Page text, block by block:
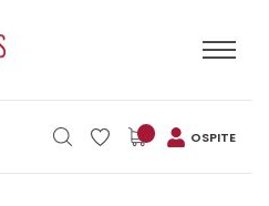
OSPITE